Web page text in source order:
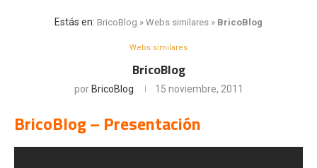
Estás en: BricoBlog » Webs similares » BricoBlog
Webs similares
BricoBlog
porBricoBlog 15 noviembre, 2011
BricoBlog – Presentación